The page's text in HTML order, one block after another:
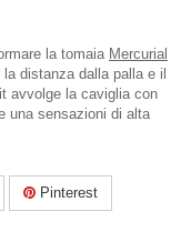
la tomaia Mercurial
distanza dalla palla e il
avvolge la caviglia con
una sensazioni di alta
Pinterest